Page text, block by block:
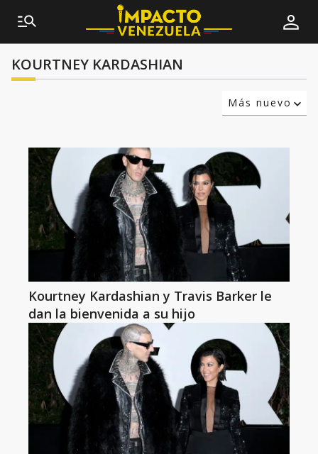
KOURTNEY KARDASHIAN
Más nuevo
Kourtney Kardashian y Travis Barker le
dan la bienvenida a su hijo